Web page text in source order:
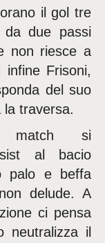
il gol tre
due passi
non riesce a
Frisoni,
del suo
la traversa.
si
al bacio
palo e beffa
delude. A
ci pensa
neutralizza il